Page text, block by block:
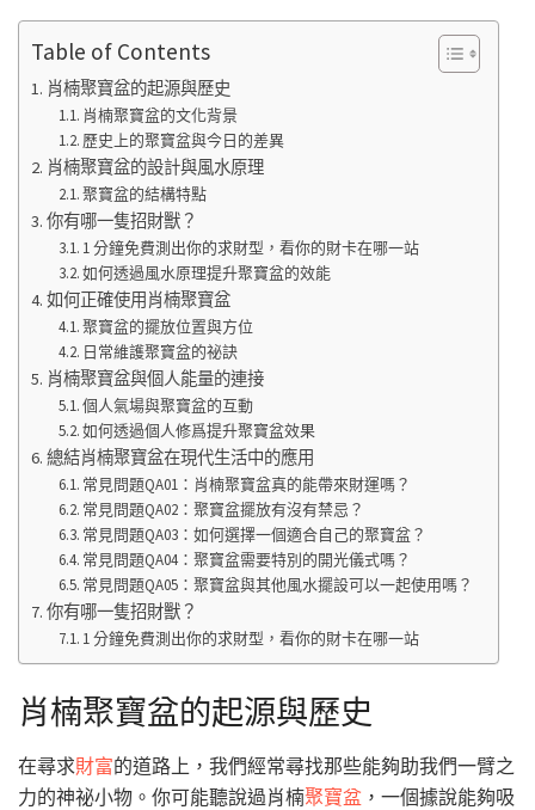
Table of Contents
肖楠聚寶盆的起源與歷史
肖楠聚寶盆的文化背景
歷史上的聚寶盆與今日的差異
肖楠聚寶盆的設計與風水原理
聚寶盆的結構特點
你有哪一隻招財獸？
1 分鐘免費測出你的求財型，看你的財卡在哪一站
如何透過風水原理提升聚寶盆的效能
如何正確使用肖楠聚寶盆
聚寶盆的擺放位置與方位
日常維護聚寶盆的祕訣
肖楠聚寶盆與個人能量的連接
個人氣場與聚寶盆的互動
如何透過個人修爲提升聚寶盆效果
總結肖楠聚寶盆在現代生活中的應用
常見問題QA01：肖楠聚寶盆真的能帶來財運嗎？
常見問題QA02：聚寶盆擺放有沒有禁忌？
常見問題QA03：如何選擇一個適合自己的聚寶盆？
常見問題QA04：聚寶盆需要特別的開光儀式嗎？
常見問題QA05：聚寶盆與其他風水擺設可以一起使用嗎？
你有哪一隻招財獸？
1 分鐘免費測出你的求財型，看你的財卡在哪一站
肖楠聚寶盆的起源與歷史
在尋求財富的道路上，我們經常尋找那些能夠助我們一臂之
力的神祕小物。你可能聽說過肖楠聚寶盆 ，一個據說能夠吸